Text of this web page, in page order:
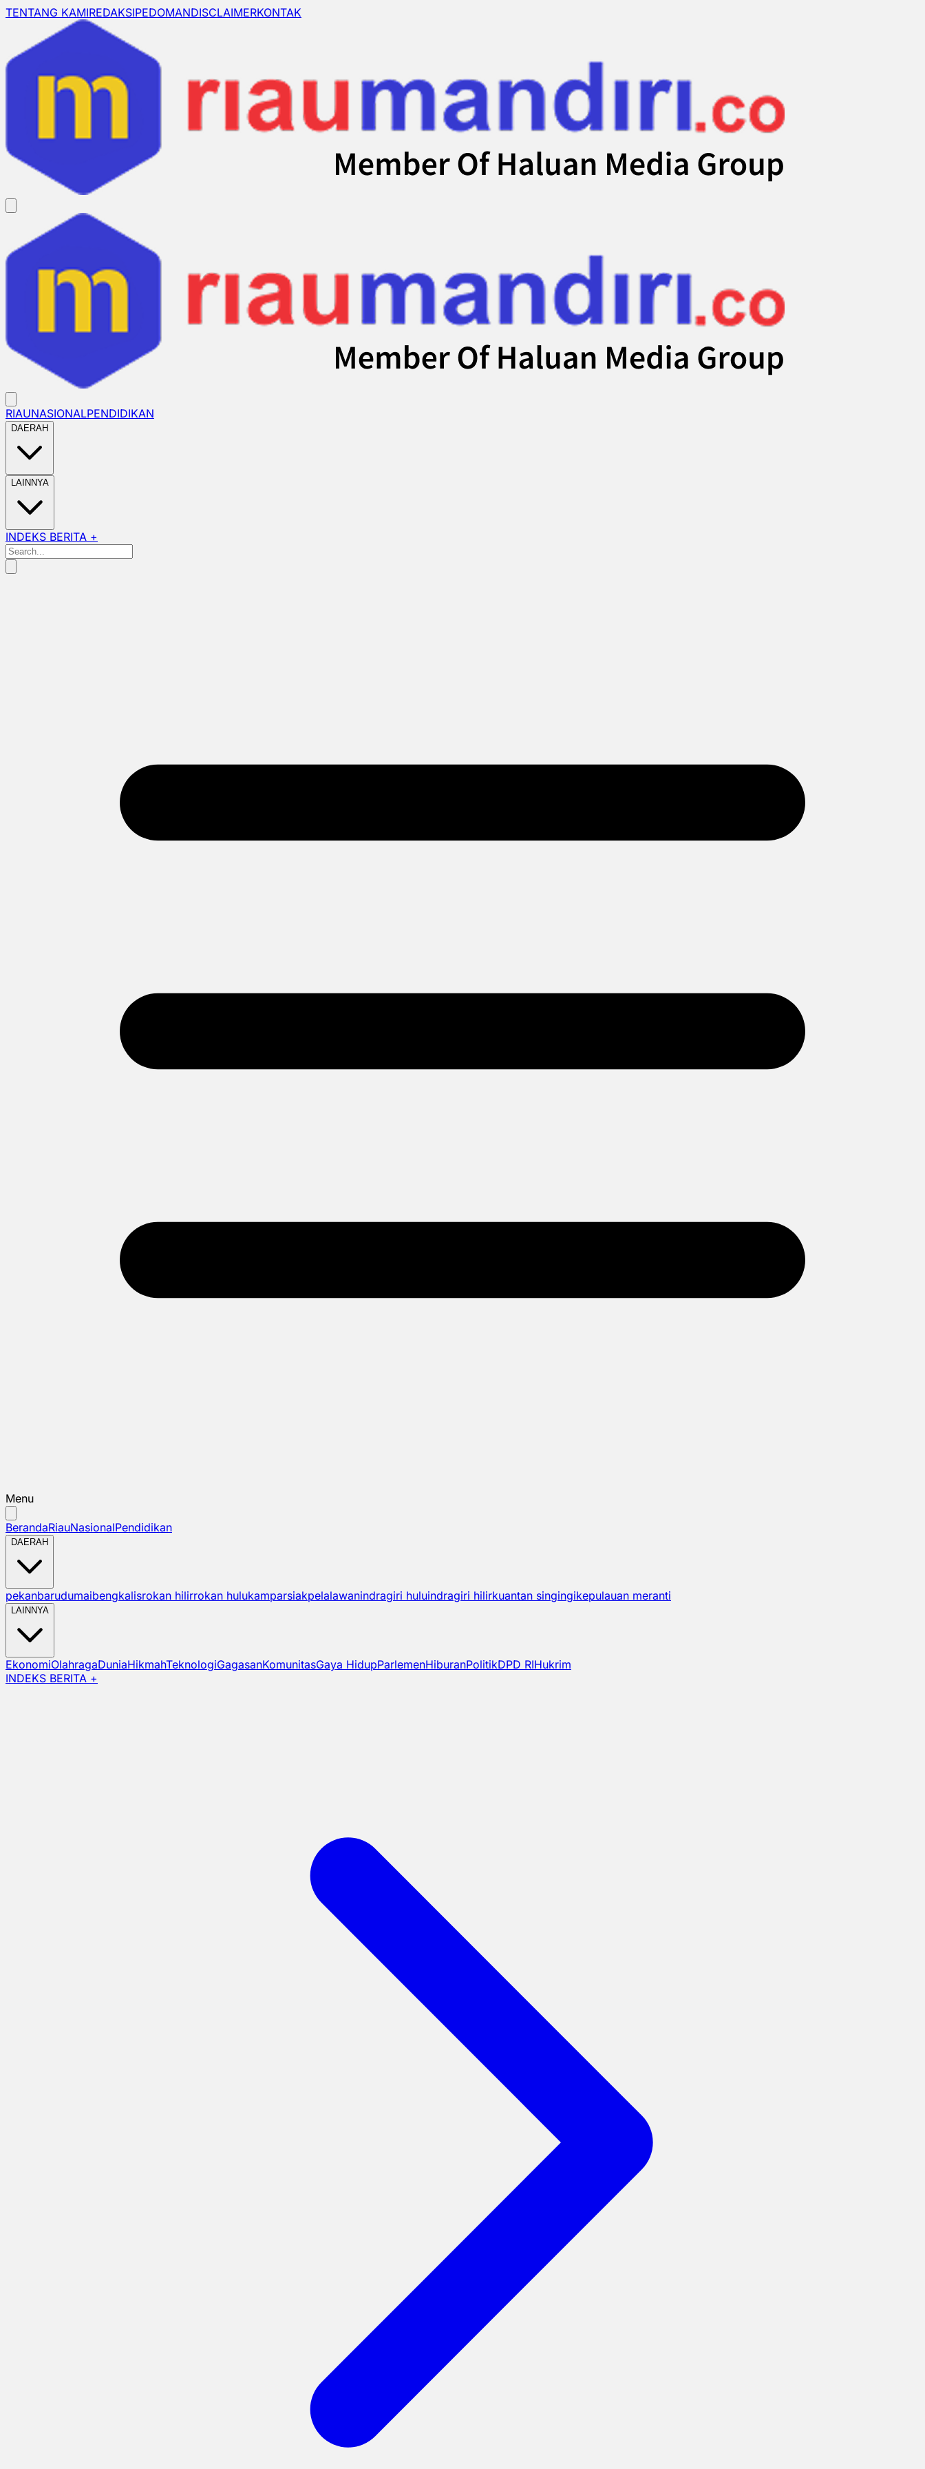
TENTANG KAMIREDAKSIPEDOMANDISCLAIMERKONTAK
RIAUNASIONALPENDIDIKAN
DAERAH
LAINNYA
INDEKS BERITA +
Menu
BerandaRiauNasionalPendidikan
DAERAH
pekanbarudumaibengkalisrokan hilirrokan hulukamparsiakpelalawanindragiri huluindragiri hilirkuantan singingikepulauan meranti
LAINNYA
EkonomiOlahragaDuniaHikmahTeknologiGagasanKomunitasGaya HidupParlemenHiburanPolitikDPD RIHukrim
INDEKS BERITA +